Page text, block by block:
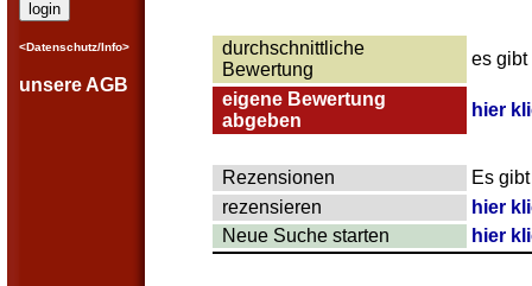
<Datenschutz/Info>
unsere AGB
durchschnittliche
Bewertung
es gibt
eigene Bewertung
abgeben
hier
Rezensionen
Es
rezensieren
hier
Neue Suche starten
hier